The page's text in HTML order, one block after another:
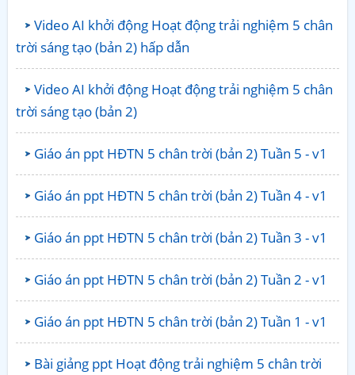
Video AI khởi động Hoạt động trải nghiệm 5 chân
trời sáng tạo (bản 2) hấp dẫn
Video AI khởi động Hoạt động trải nghiệm 5 chân
trời sáng tạo (bản 2)
Giáo án ppt HĐTN 5 chân trời (bản 2) Tuần 5 - v1
Giáo án ppt HĐTN 5 chân trời (bản 2) Tuần 4 - v1
Giáo án ppt HĐTN 5 chân trời (bản 2) Tuần 3 - v1
Giáo án ppt HĐTN 5 chân trời (bản 2) Tuần 2 - v1
Giáo án ppt HĐTN 5 chân trời (bản 2) Tuần 1 - v1
Bài giảng ppt Hoạt động trải nghiệm 5 chân trời